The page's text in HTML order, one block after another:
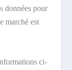
données pour
marché est
ci-